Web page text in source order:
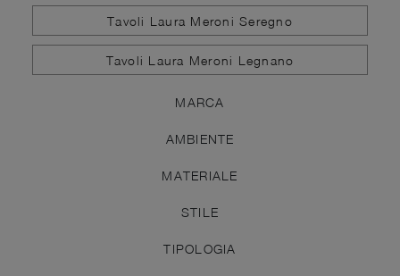
Tavoli Laura Meroni Seregno
Tavoli Laura Meroni Legnano
MARCA
AMBIENTE
MATERIALE
STILE
TIPOLOGIA